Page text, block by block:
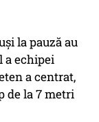
la pauză au
a echipei
a centrat,
de la 7 metri